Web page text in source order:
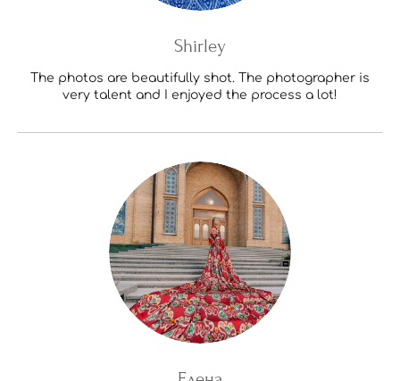
Shirley
The photos are beautifully shot. The photographer is
very talent and I enjoyed the process a lot!